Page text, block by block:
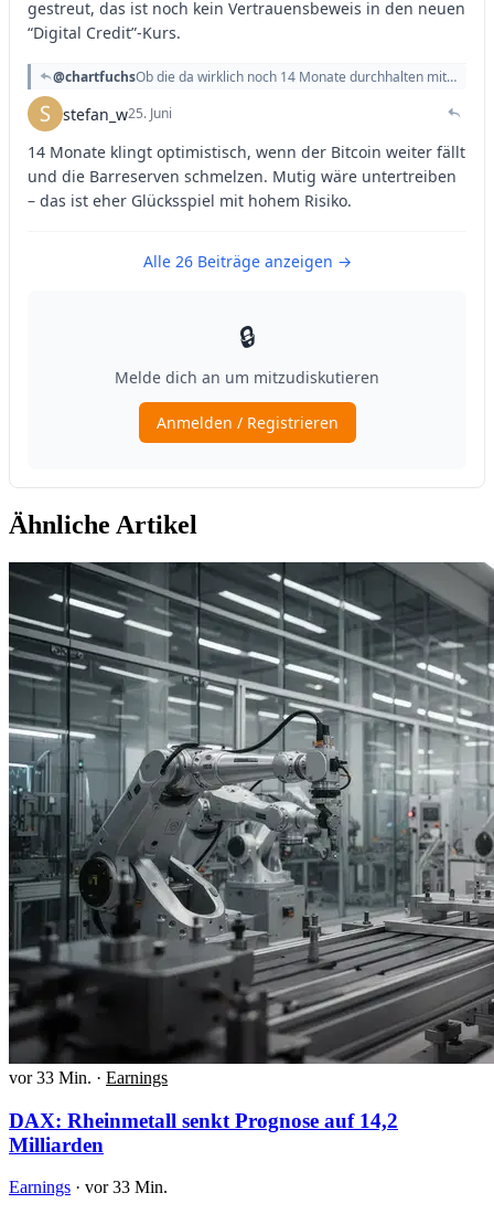
Ähnliche Artikel
vor 33 Min. · Earnings
DAX: Rheinmetall senkt Prognose auf 14,2
Milliarden
Earnings · vor 33 Min.